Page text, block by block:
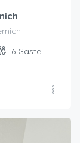
6 Gäste